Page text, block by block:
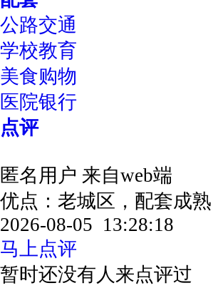
公路交通
学校教育
美食购物
医院银行
点评
匿名用户 来自web端
优点：老城区，配套成
2026-08-05 13:28:18
马上点评
暂时还没有人来点评过